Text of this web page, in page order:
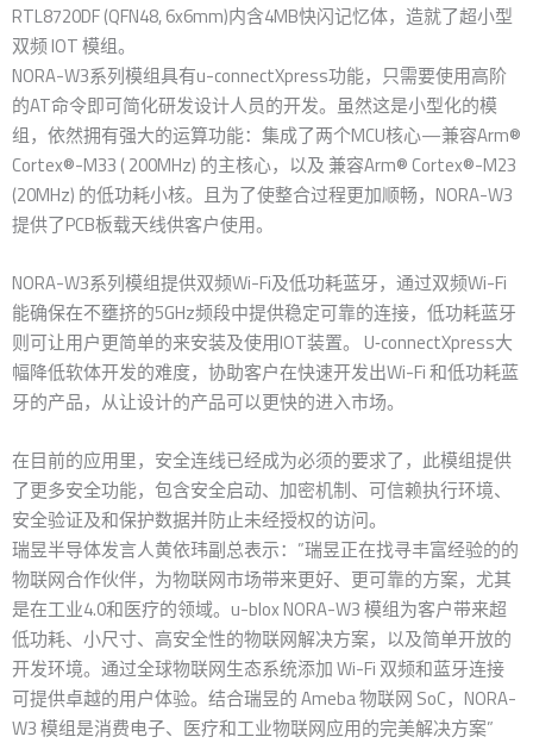
RTL8720DF (QFN48, 6x6mm)内含4MB快闪记忆体，造就了超小型
双频 IOT 模组。
NORA-W3系列模组具有u-connectXpress功能，只需要使用高阶
的AT命令即可简化研发设计人员的开发。虽然这是小型化的模
组，依然拥有强大的运算功能：集成了两个MCU核心—兼容Arm®
Cortex®-M33 ( 200MHz) 的主核心，以及 兼容Arm® Cortex®-M23
(20MHz) 的低功耗小核。且为了使整合过程更加顺畅，NORA-W3
提供了PCB板载天线供客户使用。
NORA-W3系列模组提供双频Wi-Fi及低功耗蓝牙，通过双频Wi-Fi
能确保在不壅挤的5GHz频段中提供稳定可靠的连接，低功耗蓝牙
则可让用户更简单的来安装及使用IOT装置。 U‑connectXpress大
幅降低软体开发的难度，协助客户在快速开发出Wi-Fi 和低功耗蓝
牙的产品，从让设计的产品可以更快的进入市场。
在目前的应用里，安全连线已经成为必须的要求了，此模组提供
了更多安全功能，包含安全启动、加密机制、可信赖执行环境、
安全验证及和保护数据并防止未经授权的访问。
瑞昱半导体发言人黄依玮副总表示：”瑞昱正在找寻丰富经验的的
物联网合作伙伴，为物联网市场带来更好、更可靠的方案，尤其
是在工业4.0和医疗的领域。u-blox NORA-W3 模组为客户带来超
低功耗、小尺寸、高安全性的物联网解决方案，以及简单开放的
开发环境。通过全球物联网生态系统添加 Wi-Fi 双频和蓝牙连接
可提供卓越的用户体验。结合瑞昱的 Ameba 物联网 SoC，NORA-
W3 模组是消费电子、医疗和工业物联网应用的完美解决方案”